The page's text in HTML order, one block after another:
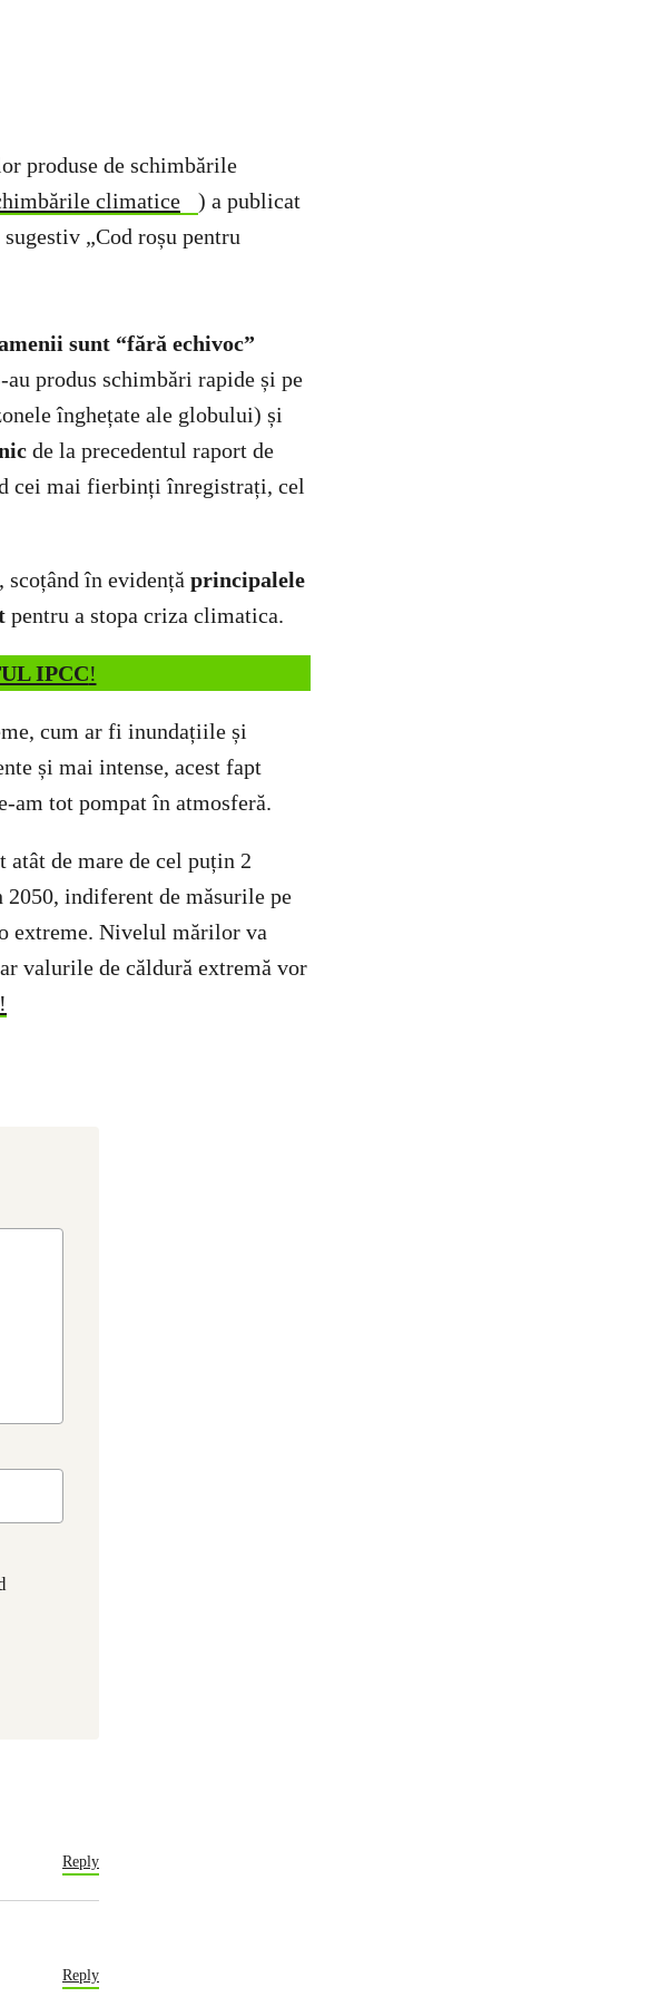
produse de schimbările
climatice
) a publicat
„Cod roșu pentru
sunt “fără echivoc”
produs schimbări rapide și pe
înghețate ale globului) și
de la precedentul raport de
cei mai fierbinți înregistrați, cel
, scoțând în evidență principalele
pentru a stopa criza climatica.
IPCC!
cum ar fi inundațiile și
și mai intense, acest fapt
am tot pompat în atmosferă.
de mare de cel puțin 2
indiferent de măsurile pe
extreme. Nivelul mărilor va
valurile de căldură extremă vor
!
Reply
Reply